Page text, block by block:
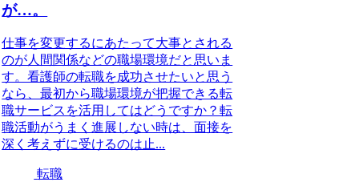
が…。
仕事を変更するにあたって大事とされる
のが人間関係などの職場環境だと思いま
す。看護師の転職を成功させたいと思う
なら、最初から職場環境が把握できる転
職サービスを活用してはどうですか？転
職活動がうまく進展しない時は、面接を
深く考えずに受けるのは止...
転職